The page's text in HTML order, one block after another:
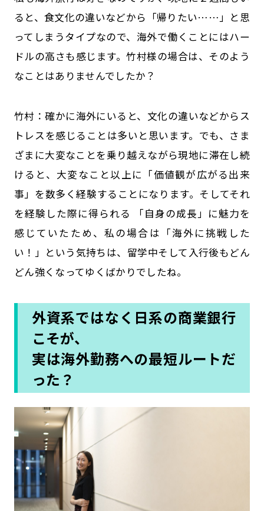
ると、食文化の違いなどから「帰りたい……」と思
ってしまうタイプなので、海外で働くことにはハー
ドルの高さも感じます。竹村様の場合は、そのよう
なことはありませんでしたか？
竹村：確かに海外にいると、文化の違いなどからス
トレスを感じることは多いと思います。でも、さま
ざまに大変なことを乗り越えながら現地に滞在し続
けると、大変なこと以上に「価値観が広がる出来
事」を数多く経験することになります。そしてそれ
を経験した際に得られる 「自身の成長」に魅力を
感じていたため、私の場合は「海外に挑戦した
い！」という気持ちは、留学中そして入行後もどん
どん強くなってゆくばかりでしたね。
外資系ではなく日系の商業銀行
こそが、
実は海外勤務への最短ルートだ
った？